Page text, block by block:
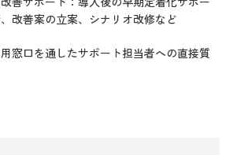
改善案の立案、シナリオ改修など
窓口を通したサポート担当者への直接質